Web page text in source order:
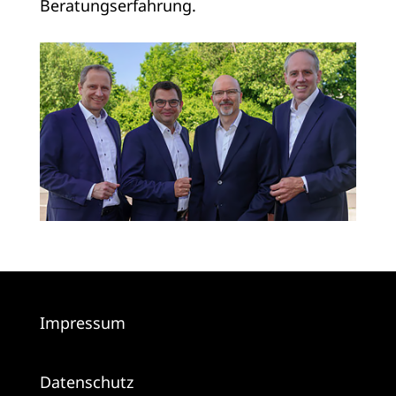
Beratungserfahrung.
Impressum
Datenschutz